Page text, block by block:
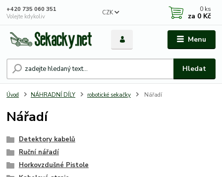
Menu
CZK
Hledat
+420 735 060 351
Volejte kdykoliv
0 ks
za 0 Kč
Úvod NÁHRADNÍ DÍLY robotické sekačky Nářadí
Nářadí
Detektory kabelů
Ruční nářadí
Horkovzdušné Pistole